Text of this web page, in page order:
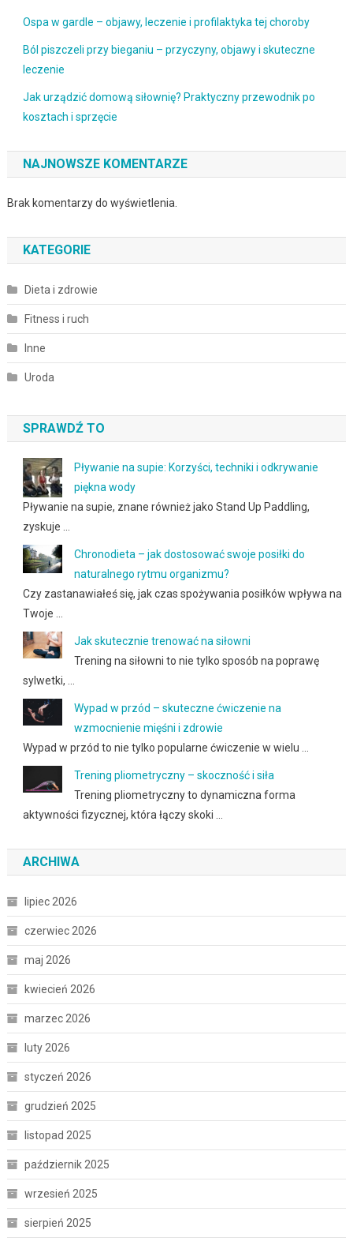
Ospa w gardle – objawy, leczenie i profilaktyka tej choroby
Ból piszczeli przy bieganiu – przyczyny, objawy i skuteczne
leczenie
Jak urządzić domową siłownię? Praktyczny przewodnik po
kosztach i sprzęcie
NAJNOWSZE KOMENTARZE
Brak komentarzy do wyświetlenia.
KATEGORIE
Dieta i zdrowie
Fitness i ruch
Inne
Uroda
SPRAWDŹ TO
Pływanie na supie: Korzyści, techniki i odkrywanie
piękna wody
Pływanie na supie, znane również jako Stand Up Paddling,
zyskuje …
Chronodieta – jak dostosować swoje posiłki do
naturalnego rytmu organizmu?
Czy zastanawiałeś się, jak czas spożywania posiłków wpływa na
Twoje …
Jak skutecznie trenować na siłowni
Trening na siłowni to nie tylko sposób na poprawę
sylwetki, …
Wypad w przód – skuteczne ćwiczenie na
wzmocnienie mięśni i zdrowie
Wypad w przód to nie tylko popularne ćwiczenie w wielu …
Trening pliometryczny – skoczność i siła
Trening pliometryczny to dynamiczna forma
aktywności fizycznej, która łączy skoki …
ARCHIWA
lipiec 2026
czerwiec 2026
maj 2026
kwiecień 2026
marzec 2026
luty 2026
styczeń 2026
grudzień 2025
listopad 2025
październik 2025
wrzesień 2025
sierpień 2025